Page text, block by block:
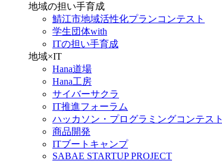
地域の担い手育成
鯖江市地域活性化プランコンテスト
学生団体with
ITの担い手育成
地域×IT
Hana道場
Hana工房
サイバーサクラ
IT推進フォーラム
ハッカソン・プログラミングコンテスト
商品開発
ITブートキャンプ
SABAE STARTUP PROJECT